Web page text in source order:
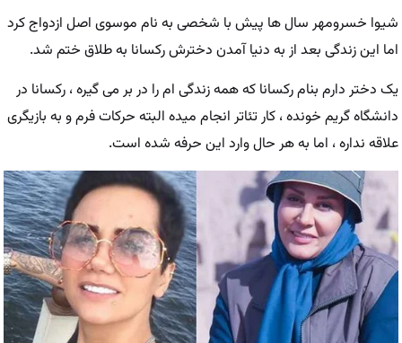
شیوا خسرومهر سال ها پیش با شخصی به نام موسوی اصل ازدواج کرد
اما این زندگی بعد از به دنیا آمدن دخترش رکسانا به طلاق ختم شد.
یک دختر دارم بنام رکسانا که همه زندگی ام را در بر می گیره ، رکسانا در
دانشگاه گریم خونده ، کار تئاتر انجام میده البته حرکات فرم و به بازیگری
علاقه نداره ، اما به هر حال وارد این حرفه شده است.